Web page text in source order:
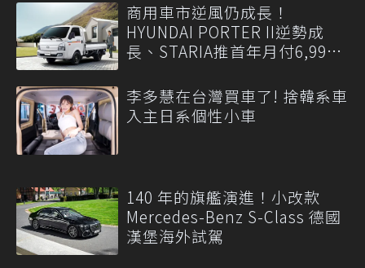
商用車市逆風仍成長！
HYUNDAI PORTER II逆勢成
長、STARIA推首年月付6,999
李多慧在台灣買車了! 捨韓系車
入主日系個性小車
140 年的旗艦演進！小改款
Mercedes-Benz S-Class 德國
漢堡海外試駕